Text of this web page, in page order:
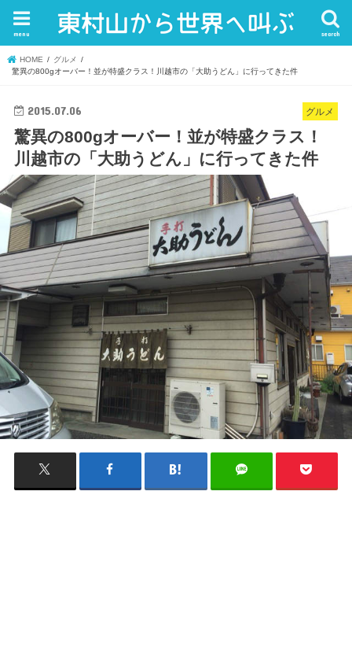
search
menu
HOME
グルメ
驚異の800gオーバー！並が特盛クラス！川越市の「大助うどん」に行ってきた件
グルメ
2015.07.06
驚異の800gオーバー！並が特盛クラス！
川越市の「大助うどん」に行ってきた件